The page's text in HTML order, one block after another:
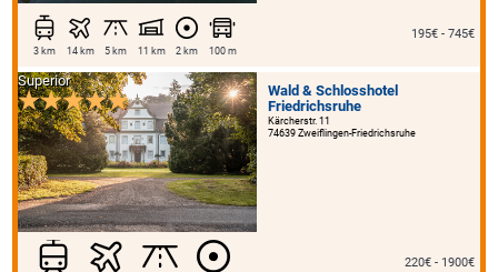
3 km 14 km 5 km 11 km 2 km 100 m
195€ - 745€
Wald & Schlosshotel
Friedrichsruhe
Kärcherstr. 11
74639 Zweiflingen-Friedrichsruhe
Superior
220€ - 1900€